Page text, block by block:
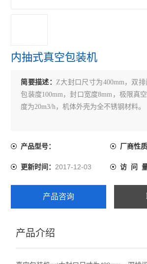
内抽式真空包装机
简要描述：Z大封口尺寸为400mm，双
包装度100mm，封口宽度8mm，极限真
度为20m3/h，机体外壳为全不锈钢材料。
产品型号： 厂商性质
更新时间：2017-12-03 访 问 量
产品咨询
产品介绍